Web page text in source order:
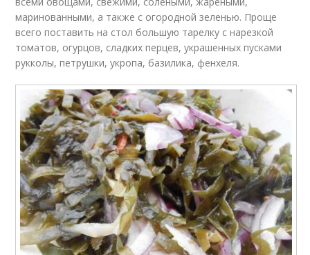
маринованными, а также с огородной зеленью. Проще
всего поставить на стол большую тарелку с нарезкой
томатов, огурцов, сладких перцев, украшенных пусками
рукколы, петрушки, укропа, базилика, фенхеля.